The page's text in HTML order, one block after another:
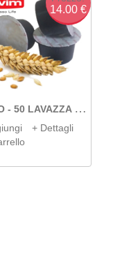
14.00 €
O
RZO - 50 LAVAZZA BLUE
+ Dettagli